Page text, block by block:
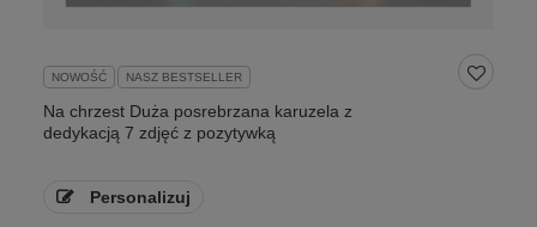
NOWOŚĆ NASZ BESTSELLER
Na chrzest Duża posrebrzana karuzela z
dedykacją 7 zdjęć z pozytywką
Personalizuj